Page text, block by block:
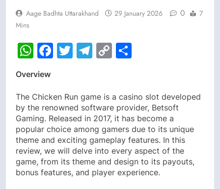
Aage Badhta Uttarakhand 29 January 2026 0
7
Mins
WhatsApp
Facebook
Twitter
Telegram
Copy
Overview
The Chicken Run game is a casino slot developed
by the renowned software provider, Betsoft
Gaming. Released in 2017, it has become a
popular choice among gamers due to its unique
theme and exciting gameplay features. In this
review, we will delve into every aspect of the
game, from its theme and design to its payouts,
bonus features, and player experience.